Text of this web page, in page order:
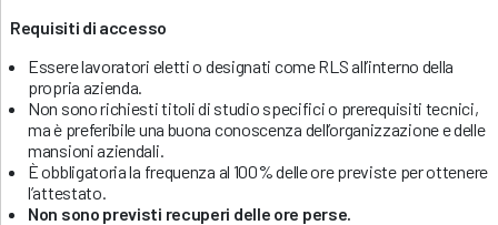
Requisiti di accesso
Essere lavoratori eletti o designati come RLS all’interno della
propria azienda.
Non sono richiesti titoli di studio specifici o prerequisiti tecnici,
ma è preferibile una buona conoscenza dell’organizzazione e delle
mansioni aziendali.
È obbligatoria la frequenza al 100% delle ore previste per ottenere
l’attestato.
Non sono previsti recuperi delle ore perse.